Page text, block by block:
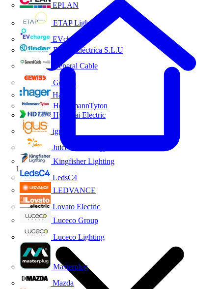
EPLAN
ETAP Lighting
EVcharge
Finder Eléctrica S.L.U
General Cable
Gewiss
Hager
HellermannTyton
Hyundai Electric
igus
Juice Technology
Kingfisher Lighting
LedsC4
LEDVANCE
Lovato Electric
Luceco Group
Luceco Lighting
Masterplug
Mazda
Inicio